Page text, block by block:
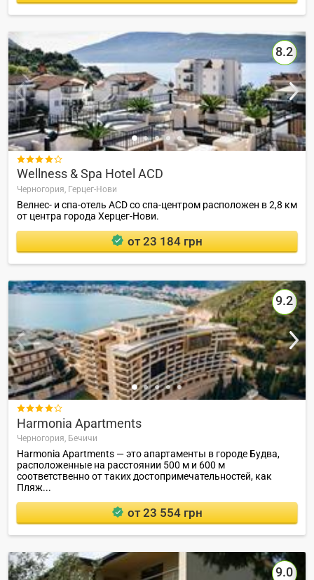
8.2

Wellness & Spa Hotel ACD
Черногория, Герцег-Нови
Велнес- и спа-отель ACD со спа-центром расположен в 2,8 км
от центра города Херцег-Нови.
от 23 184 грн
9.2

Harmonia Apartments
Черногория, Бечичи
Harmonia Apartments — это апартаменты в городе Будва,
расположенные на расстоянии 500 м и 600 м
соответственно от таких достопримечательностей, как
Пляж...
от 23 554 грн
9.0